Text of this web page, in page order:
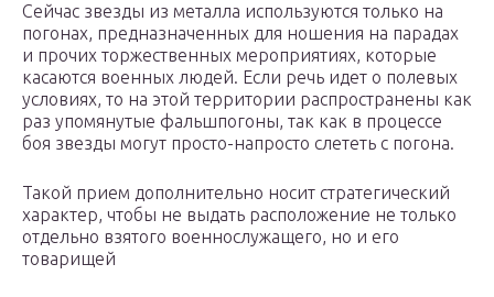
Сейчас звезды из металла используются только на
погонах, предназначенных для ношения на парадах
и прочих торжественных мероприятиях, которые
касаются военных людей. Если речь идет о полевых
условиях, то на этой территории распространены как
раз упомянутые фальшпогоны, так как в процессе
боя звезды могут просто-напросто слететь с погона.
Такой прием дополнительно носит стратегический
характер, чтобы не выдать расположение не только
отдельно взятого военнослужащего, но и его
товарищей